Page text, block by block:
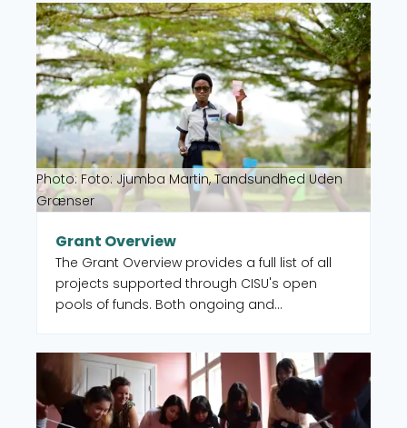
country on the map, you get an overview of
the projects, but you also see which CISU
member organisations are active in that
country.
Photo: Foto: Jjumba Martin, Tandsundhed Uden
Grænser
Grant Overview
The Grant Overview provides a full list of all
projects supported through CISU's open
pools of funds. Both ongoing and
Sustainable Development Goal (SDG).
Read more about Grant Overview
Read more about Geographic member